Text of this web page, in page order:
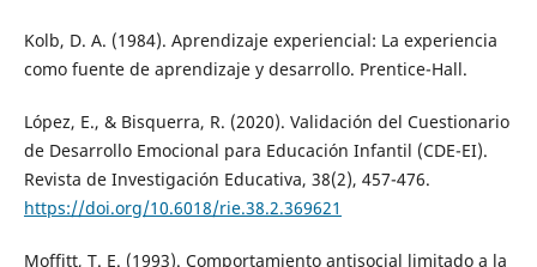
Kolb, D. A. (1984). Aprendizaje experiencial: La experiencia
como fuente de aprendizaje y desarrollo. Prentice-Hall.
López, E., & Bisquerra, R. (2020). Validación del Cuestionario
de Desarrollo Emocional para Educación Infantil (CDE-EI).
Revista de Investigación Educativa, 38(2), 457-476.
https://doi.org/10.6018/rie.38.2.369621
Moffitt, T. E. (1993). Comportamiento antisocial limitado a la